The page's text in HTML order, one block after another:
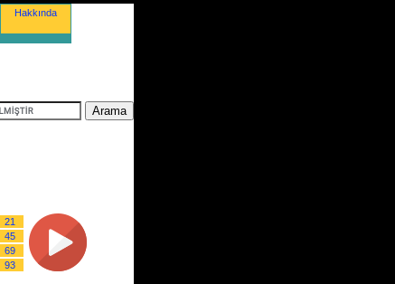
Hakkında
21
45
69
93